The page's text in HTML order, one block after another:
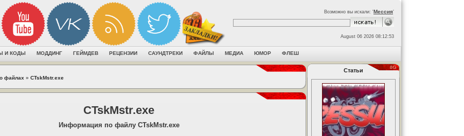
Возможно вы искали: 'Мессия'
August 06 2026 08:12:53
И КОДЫ МОДДИНГ ГЕЙМДЕВ РЕЦЕНЗИИ САУНДТРЕКИ ФАЙЛЫ МЕДИА ЮМОР ФЛЕШ
файлах » CTskMstr.exe
CTskMstr.exe
Информация по файлу CTskMstr.exe
Статьи